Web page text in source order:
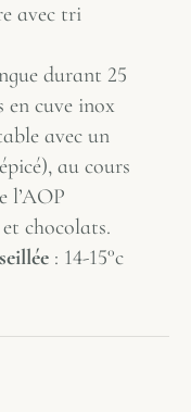
avec tri
durant 25
en cuve inox
avec un
au cours
l’AOP
chocolats.
: 14-15°c